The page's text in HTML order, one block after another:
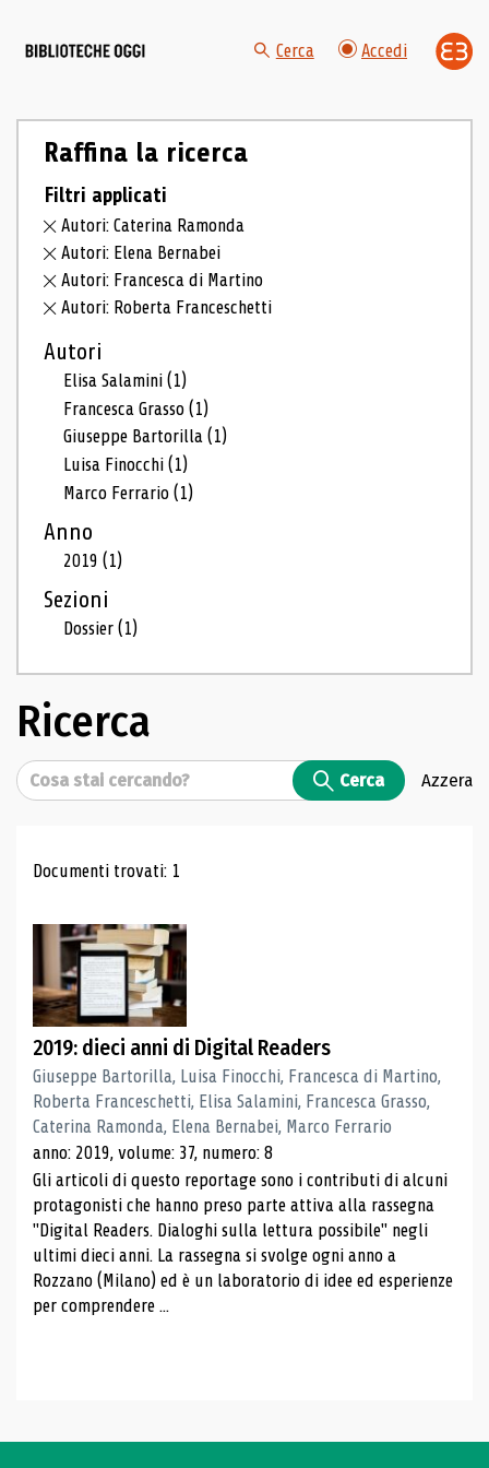
Cerca Accedi
Raffina la ricerca
Filtri applicati
Autori: Caterina Ramonda
Autori: Elena Bernabei
Autori: Francesca di Martino
Autori: Roberta Franceschetti
Autori
Elisa Salamini(1)
Francesca Grasso(1)
Giuseppe Bartorilla(1)
Luisa Finocchi(1)
Marco Ferrario(1)
Anno
2019(1)
Sezioni
Dossier(1)
Ricerca
Cerca Cerca Azzera
Risultati di ricerca
Documenti trovati: 1
2019: dieci anni di Digital Readers
Giuseppe Bartorilla, Luisa Finocchi, Francesca di Martino,
Roberta Franceschetti, Elisa Salamini, Francesca Grasso,
Caterina Ramonda, Elena Bernabei, Marco Ferrario
anno: 2019, volume: 37, numero: 8
Gli articoli di questo reportage sono i contributi di alcuni
protagonisti che hanno preso parte attiva alla rassegna
"Digital Readers. Dialoghi sulla lettura possibile" negli
ultimi dieci anni. La rassegna si svolge ogni anno a
Rozzano (Milano) ed è un laboratorio di idee ed esperienze
per comprendere ...